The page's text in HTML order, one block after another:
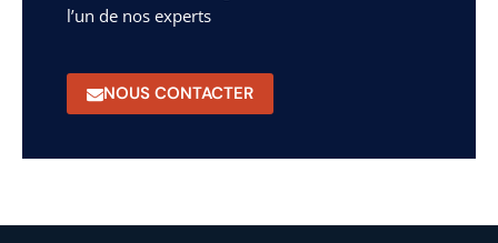
l’un de nos experts
NOUS CONTACTER